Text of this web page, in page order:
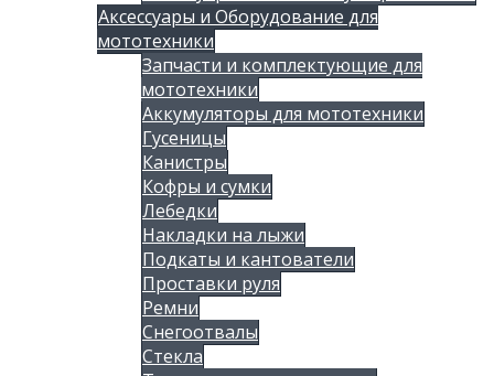
Аксессуары и Оборудование для
мототехники
Запчасти и комплектующие для
мототехники
Аккумуляторы для мототехники
Гусеницы
Канистры
Кофры и сумки
Лебедки
Накладки на лыжи
Подкаты и кантователи
Проставки руля
Ремни
Снегоотвалы
Стекла